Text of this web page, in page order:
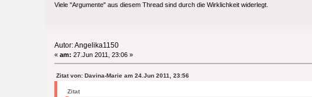
Viele "Argumente" aus diesem Thread sind durch die Wirklichkeit widerlegt.
Autor: Angelika1150
«am: 27.Jun 2011, 23:06 »
Zitat von: Davina-Marie am 24.Jun 2011, 23:56
Zitat